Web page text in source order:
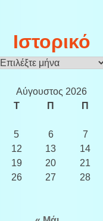
Ιστορικό
Ιστορικό
Αύγουστος 2026
Τ Π Π
5 6 7
12 13 14
19 20 21
26 27 28